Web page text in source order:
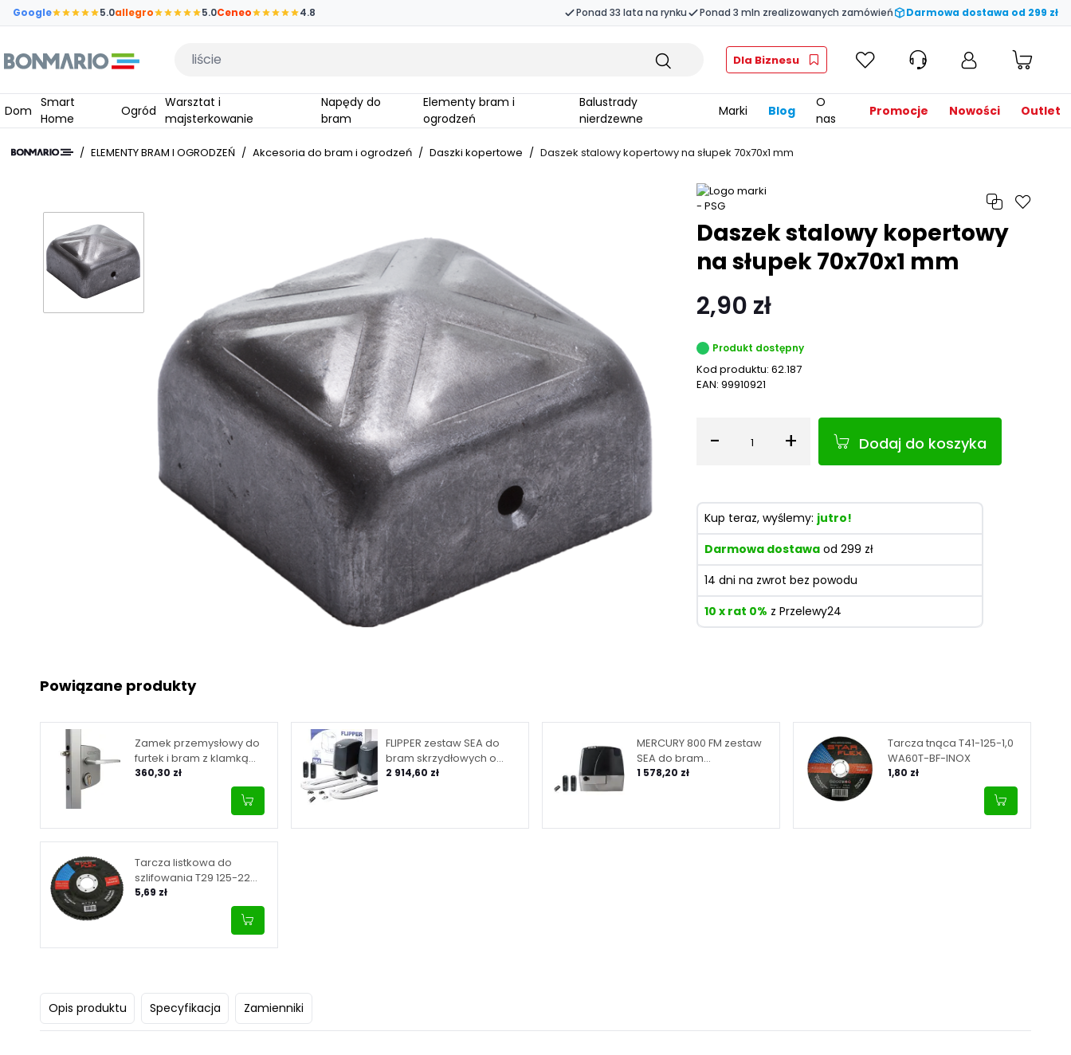
Przejdź do głównej zawartości strony
Google 5.0allegro 5.0Ceneo 4.8 Ponad 33 lata na rynku Ponad 3 mln zrealizowanych zamówień Darmowa dostawa od 299 zł
Wpisz czego szukasz Dla Biznesu
Dom
Smart
Home
Ogród
Warsztat i
majsterkowanie
Napędy do
bram
Elementy bram i
ogrodzeń
Balustrady
nierdzewne
Marki Blog
O
nas
Promocje Nowości Outlet
/ ELEMENTY BRAM I OGRODZEŃ / Akcesoria do bram i ogrodzeń / Daszki kopertowe / Daszek stalowy kopertowy na słupek 70x70x1 mm
Powiązane produkty
Zamek przemysłowy do
furtek i bram z klamką
aluminiową, dla profilu
40-60 mm - srebrny
360,30 zł
FLIPPER zestaw SEA do
bram skrzydłowych o
maksymalnej długości
2 914,60 zł
MERCURY 800 FM zestaw
SEA do bram
przesuwnych o
1 578,20 zł
Tarcza tnąca T41-125-1,0
WA60T-BF-INOX
1,80 zł
Tarcza listkowa do
szlifowania T29 125-22
granulacja 40, INOX
5,69 zł
Opis produktu Specyfikacja Zamienniki
Daszek stalowy kopertowy
na słupek 70x70x1 mm
2,90 zł
Produkt dostępny
Kod produktu: 62.187
EAN: 99910921
- Ilość + Dodaj do koszyka
Kup teraz, wyślemy: jutro!
Darmowa dostawa od 299 zł
14 dni na zwrot bez powodu
10 x rat 0% z Przelewy24